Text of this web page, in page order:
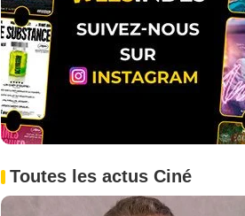
Toutes les actus Ciné